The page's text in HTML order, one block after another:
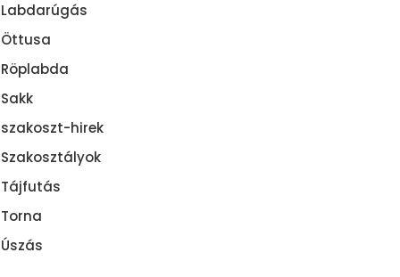
Labdarúgás
Öttusa
Röplabda
Sakk
szakoszt-hirek
Szakosztályok
Tájfutás
Torna
Úszás